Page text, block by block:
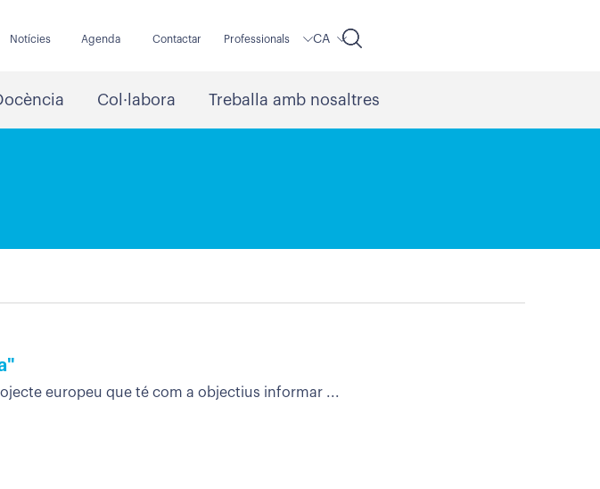
Notícies Agenda Contactar Professionals CA
Col·labora Treballa amb nosaltres
europeu que té com a objectius informar ...